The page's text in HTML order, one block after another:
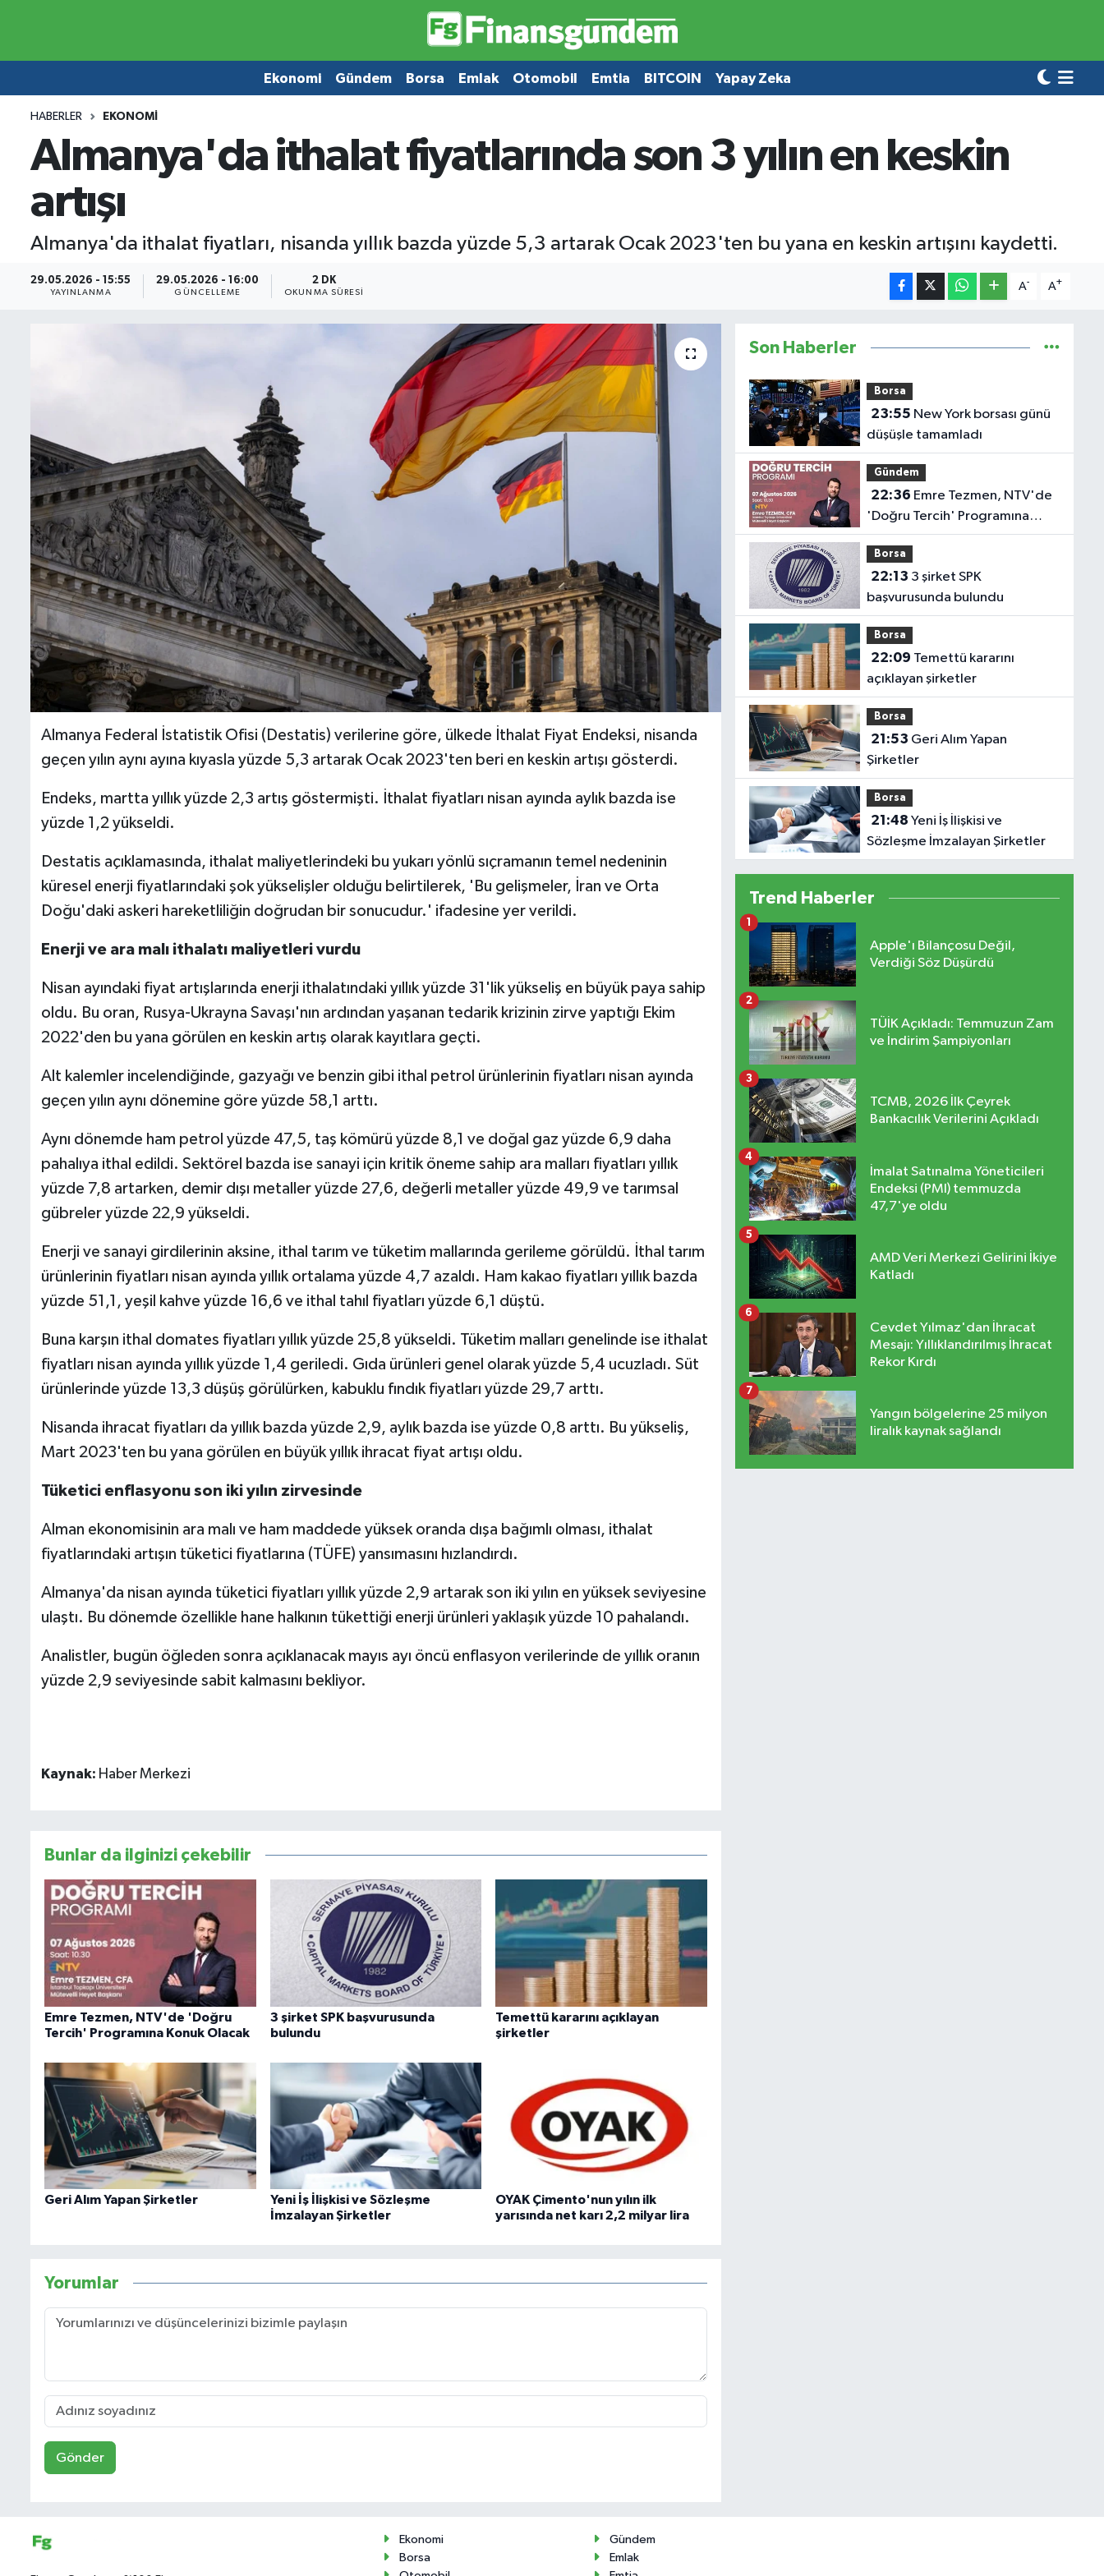
Ekonomi Gündem Borsa Emlak Otomobil Emtia BITCOIN Yapay Zeka
HABERLER EKONOMI
Almanya'da ithalat fiyatlarında son 3 yılın en keskin
artışı
Almanya'da ithalat fiyatları, nisanda yıllık bazda yüzde 5,3 artarak Ocak 2023'ten bu yana en keskin artışını kaydetti.
29.05.2026 - 15:55
YAYINLANMA
29.05.2026 - 16:00
GÜNCELLEME
2 DK
OKUNMA SÜRESI
A- A+
Almanya Federal İstatistik Ofisi (Destatis) verilerine göre, ülkede İthalat Fiyat Endeksi, nisanda
geçen yılın aynı ayına kıyasla yüzde 5,3 artarak Ocak 2023'ten beri en keskin artışı gösterdi.
Endeks, martta yıllık yüzde 2,3 artış göstermişti. İthalat fiyatları nisan ayında aylık bazda ise
yüzde 1,2 yükseldi.
Destatis açıklamasında, ithalat maliyetlerindeki bu yukarı yönlü sıçramanın temel nedeninin
küresel enerji fiyatlarındaki şok yükselişler olduğu belirtilerek, 'Bu gelişmeler, İran ve Orta
Doğu'daki askeri hareketliliğin doğrudan bir sonucudur.' ifadesine yer verildi.
Enerji ve ara malı ithalatı maliyetleri vurdu
Nisan ayındaki fiyat artışlarında enerji ithalatındaki yıllık yüzde 31'lik yükseliş en büyük paya sahip
oldu. Bu oran, Rusya-Ukrayna Savaşı'nın ardından yaşanan tedarik krizinin zirve yaptığı Ekim
2022'den bu yana görülen en keskin artış olarak kayıtlara geçti.
Alt kalemler incelendiğinde, gazyağı ve benzin gibi ithal petrol ürünlerinin fiyatları nisan ayında
geçen yılın aynı dönemine göre yüzde 58,1 arttı.
Aynı dönemde ham petrol yüzde 47,5, taş kömürü yüzde 8,1 ve doğal gaz yüzde 6,9 daha
pahalıya ithal edildi. Sektörel bazda ise sanayi için kritik öneme sahip ara malları fiyatları yıllık
yüzde 7,8 artarken, demir dışı metaller yüzde 27,6, değerli metaller yüzde 49,9 ve tarımsal
gübreler yüzde 22,9 yükseldi.
Enerji ve sanayi girdilerinin aksine, ithal tarım ve tüketim mallarında gerileme görüldü. İthal tarım
ürünlerinin fiyatları nisan ayında yıllık ortalama yüzde 4,7 azaldı. Ham kakao fiyatları yıllık bazda
yüzde 51,1, yeşil kahve yüzde 16,6 ve ithal tahıl fiyatları yüzde 6,1 düştü.
Buna karşın ithal domates fiyatları yıllık yüzde 25,8 yükseldi. Tüketim malları genelinde ise ithalat
fiyatları nisan ayında yıllık yüzde 1,4 geriledi. Gıda ürünleri genel olarak yüzde 5,4 ucuzladı. Süt
ürünlerinde yüzde 13,3 düşüş görülürken, kabuklu fındık fiyatları yüzde 29,7 arttı.
Nisanda ihracat fiyatları da yıllık bazda yüzde 2,9, aylık bazda ise yüzde 0,8 arttı. Bu yükseliş,
Mart 2023'ten bu yana görülen en büyük yıllık ihracat fiyat artışı oldu.
Tüketici enflasyonu son iki yılın zirvesinde
Alman ekonomisinin ara malı ve ham maddede yüksek oranda dışa bağımlı olması, ithalat
fiyatlarındaki artışın tüketici fiyatlarına (TÜFE) yansımasını hızlandırdı.
Almanya'da nisan ayında tüketici fiyatları yıllık yüzde 2,9 artarak son iki yılın en yüksek seviyesine
ulaştı. Bu dönemde özellikle hane halkının tükettiği enerji ürünleri yaklaşık yüzde 10 pahalandı.
Analistler, bugün öğleden sonra açıklanacak mayıs ayı öncü enflasyon verilerinde de yıllık oranın
yüzde 2,9 seviyesinde sabit kalmasını bekliyor.
Kaynak: Haber Merkezi
Bunlar da ilginizi çekebilir
Emre Tezmen, NTV'de 'Doğru
Tercih' Programına Konuk Olacak
3 şirket SPK başvurusunda
bulundu
Temettü kararını açıklayan
şirketler
Geri Alım Yapan Şirketler
Yeni İş İlişkisi ve Sözleşme
İmzalayan Şirketler
OYAK Çimento'nun yılın ilk
yarısında net karı 2,2 milyar lira
Yorumlar
Gönder
Son Haberler
Borsa
23:55
düşüşle tamamladı
Gündem
22:36
'Doğru Tercih' Programına
Konuk Olacak
Borsa
22:13
başvurusunda bulundu
Borsa
22:09
açıklayan şirketler
Borsa
21:53
Şirketler
Borsa
21:48
Sözleşme İmzalayan Şirketler
Trend Haberler
Apple'ı Bilançosu Değil,
Verdiği Söz Düşürdü
1
TÜİK Açıkladı: Temmuzun Zam
ve İndirim Şampiyonları
2
TCMB, 2026 İlk Çeyrek
Bankacılık Verilerini Açıkladı
3
İmalat Satınalma Yöneticileri
Endeksi (PMI) temmuzda
47,7'ye oldu
4
AMD Veri Merkezi Gelirini İkiye
Katladı
5
Cevdet Yılmaz'dan İhracat
Mesajı: Yıllıklandırılmış İhracat
Rekor Kırdı
6
Yangın bölgelerine 25 milyon
liralık kaynak sağlandı
7
Ekonomi
Gündem
Borsa
Emlak
Ekonomi
Borsa
Emlak
Künye
Yasal Uyarı
Ekonomi
Borsa
Emlak